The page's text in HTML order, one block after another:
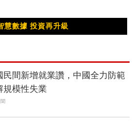
慧數據 投資再升級
民間新增就業讚，中國全力防範
規模性失業